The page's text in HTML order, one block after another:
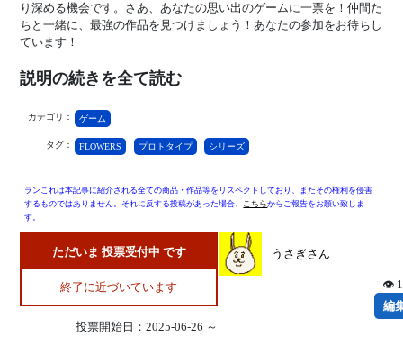
り深める機会です。さあ、あなたの思い出のゲームに一票を！仲間た
ちと一緒に、最強の作品を見つけましょう！あなたの参加をお待ちし
ています！
説明の続きを全て読む
カテゴリ： ゲーム
タグ： FLOWERS プロトタイプ シリーズ
ランこれは本記事に紹介される全ての商品・作品等をリスペクトしており、またその権利を侵害
するものではありません。それに反する投稿があった場合、 こちらからご報告をお願い致しま
す。
ただいま 投票受付中 です
終了に近づいています
投票開始日：2025-06-26 ～
うさぎさん
👁
編